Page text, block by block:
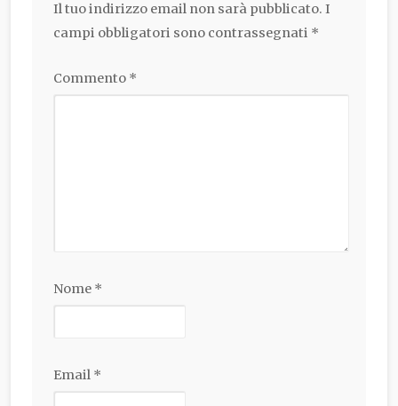
Il tuo indirizzo email non sarà pubblicato. I
campi obbligatori sono contrassegnati *
Commento *
Nome *
Email *